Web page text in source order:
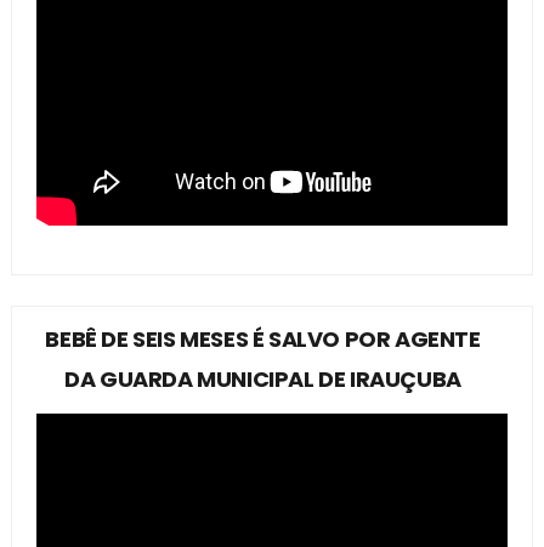
BEBÊ DE SEIS MESES É SALVO POR AGENTE
DA GUARDA MUNICIPAL DE IRAUÇUBA